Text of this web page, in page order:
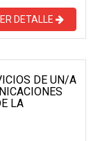
DETALLE
DE UN/A
LA